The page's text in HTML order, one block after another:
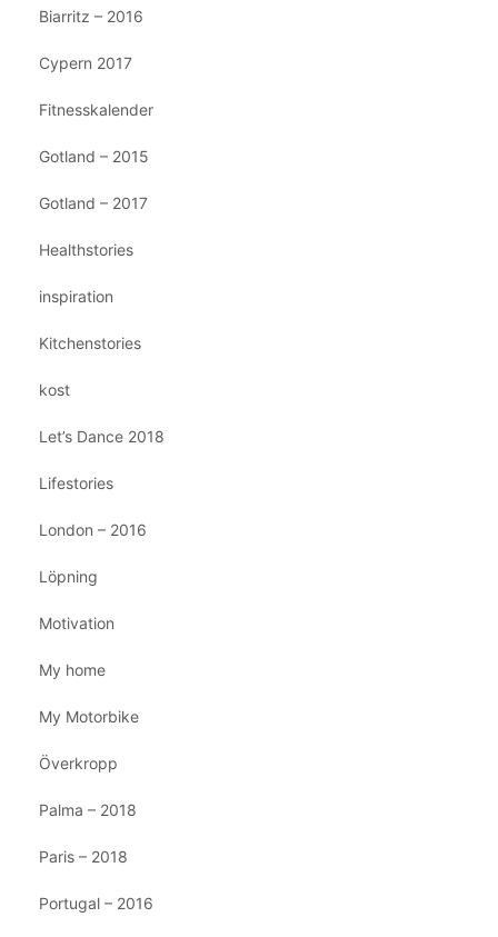
Biarritz – 2016
Cypern 2017
Fitnesskalender
Gotland – 2015
Gotland – 2017
Healthstories
inspiration
Kitchenstories
kost
Let’s Dance 2018
Lifestories
London – 2016
Löpning
Motivation
My home
My Motorbike
Överkropp
Palma – 2018
Paris – 2018
Portugal – 2016